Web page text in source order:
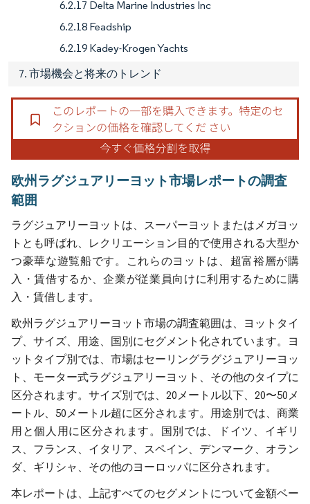
6.2.17 Delta Marine Industries Inc
6.2.18 Feadship
6.2.19 Kadey-Krogen Yachts
7. 市場機会と将来のトレンド
欧州ラグジュアリーヨット市場レポートの調査
範囲
ラグジュアリーヨットは、スーパーヨットまたはメガヨッ
トとも呼ばれ、レクリエーション目的で使用される大型か
つ豪華な遊覧船です。これらのヨットは、超富裕層が購
入・賃借するか、企業が従業員向けに利用するために購
入・賃借します。
欧州ラグジュアリーヨット市場の調査範囲は、ヨットタイ
プ、サイズ、用途、国別にセグメント化されています。ヨ
ットタイプ別では、市場はセーリングラグジュアリーヨッ
ト、モーター式ラグジュアリーヨット、その他のタイプに
区分されます。サイズ別では、20メートル以下、20〜50メ
ートル、50メートル超に区分されます。用途別では、商業
用と個人用に区分されます。国別では、ドイツ、イギリ
ス、フランス、イタリア、スペイン、デンマーク、オラン
ダ、ギリシャ、その他のヨーロッパに区分されます。
本レポートは、上記すべてのセグメントについて金額ベー